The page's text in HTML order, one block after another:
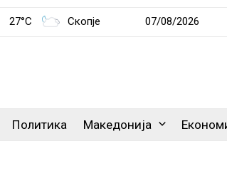
27°C Скопје 07/08/2026
Политика Македонија